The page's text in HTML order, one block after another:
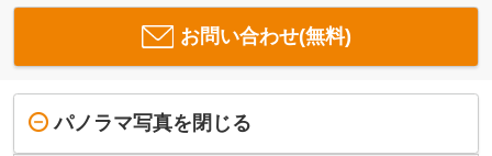
お問い合わせ(無料)
パノラマ写真を閉じる